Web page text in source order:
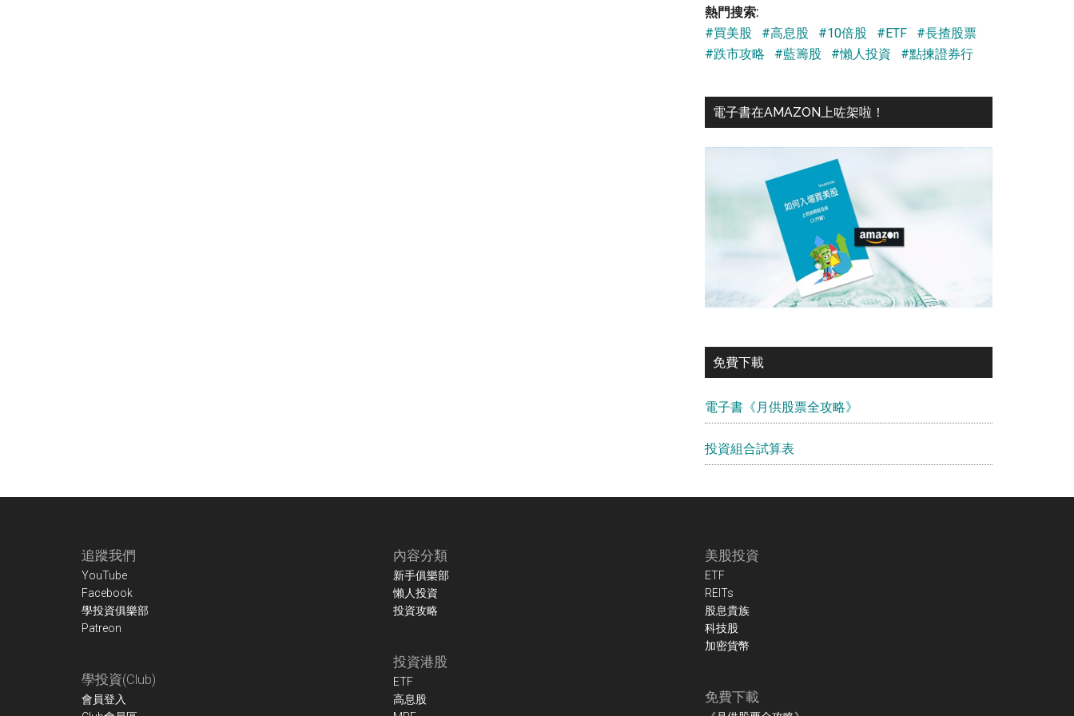
熱門搜索:
#買美股
#高息股 #10倍股 #ETF
#長揸股票
#跌市攻略
#藍籌股 #懶人投資 #點揀證券行
電子書在AMAZON上咗架啦！
免費下載
電子書《月供股票全攻略》
投資組合試算表
追蹤我們
YouTube
Facebook
學投資俱樂部
Patreon
學投資(Club)
會員登入
內容分類
新手俱樂部
懶人投資
投資攻略
投資港股
ETF
高息股
美股投資
ETF
REITs
股息貴族
科技股
加密貨幣
免費下載